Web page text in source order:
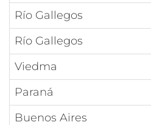
Río Gallegos
Río Gallegos
Viedma
Paraná
Buenos Aires